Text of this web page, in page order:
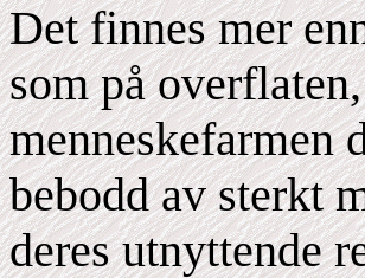
Det finnes mer
som på
menneskefarmen
bebodd av sterkt
deres utnyttende